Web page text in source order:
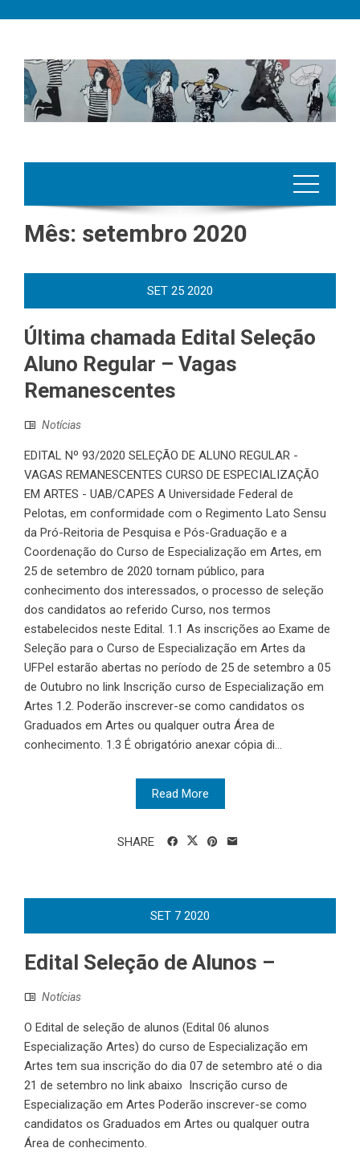
Mês: setembro 2020
SET 25 2020
Última chamada Edital Seleção
Aluno Regular – Vagas
Remanescentes
Notícias
EDITAL Nº 93/2020 SELEÇÃO DE ALUNO REGULAR -
VAGAS REMANESCENTES CURSO DE ESPECIALIZAÇÃO
EM ARTES - UAB/CAPES A Universidade Federal de
Pelotas, em conformidade com o Regimento Lato Sensu
da Pró-Reitoria de Pesquisa e Pós-Graduação e a
Coordenação do Curso de Especialização em Artes, em
25 de setembro de 2020 tornam público, para
conhecimento dos interessados, o processo de seleção
dos candidatos ao referido Curso, nos termos
estabelecidos neste Edital. 1.1 As inscrições ao Exame de
Seleção para o Curso de Especialização em Artes da
UFPel estarão abertas no período de 25 de setembro a 05
de Outubro no link Inscrição curso de Especialização em
Artes 1.2. Poderão inscrever-se como candidatos os
Graduados em Artes ou qualquer outra Área de
conhecimento. 1.3 É obrigatório anexar cópia di...
Read More
SHARE
SET 7 2020
Edital Seleção de Alunos –
Notícias
O Edital de seleção de alunos (Edital 06 alunos
Especialização Artes) do curso de Especialização em
Artes tem sua inscrição do dia 07 de setembro até o dia
21 de setembro no link abaixo Inscrição curso de
Especialização em Artes Poderão inscrever-se como
candidatos os Graduados em Artes ou qualquer outra
Área de conhecimento.